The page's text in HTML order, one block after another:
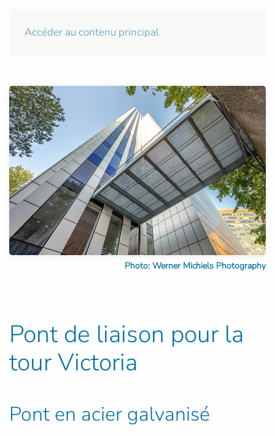
Accéder au contenu principal
Photo: Werner Michiels Photography
Pont de liaison pour la
tour Victoria
Pont en acier galvanisé